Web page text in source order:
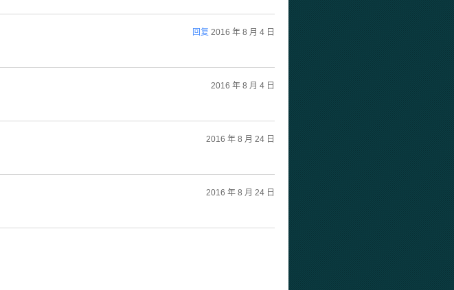
回复 2016 年 8 月 4 日
2016 年 8 月 4 日
2016 年 8 月 24 日
2016 年 8 月 24 日